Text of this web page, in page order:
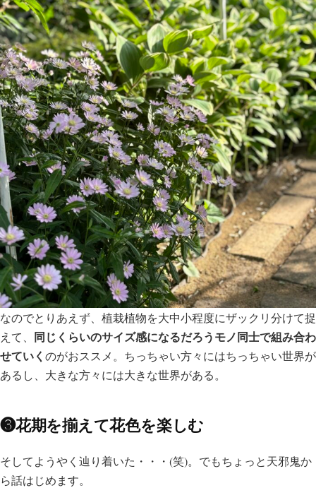
なのでとりあえず、植栽植物を大中小程度にザックリ分けて捉
えて、 同じくらいのサイズ感になるだろうモノ同士で組み合わ
せていく のがおススメ。ちっちゃい方々にはちっちゃい世界が
あるし、大きな方々には大きな世界がある。
❸花期を揃えて花色を楽しむ
そしてようやく辿り着いた・・・(笑)。でもちょっと天邪鬼か
ら話はじめます。